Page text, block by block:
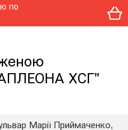
ХСГ"
Марії Приймаченко,